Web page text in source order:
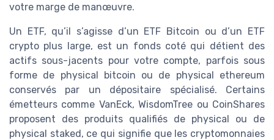
votre marge de manœuvre.
Un ETF, qu’il s’agisse d’un ETF Bitcoin ou d’un ETF
crypto plus large, est un fonds coté qui détient des
actifs sous-jacents pour votre compte, parfois sous
forme de physical bitcoin ou de physical ethereum
conservés par un dépositaire spécialisé. Certains
émetteurs comme VanEck, WisdomTree ou CoinShares
proposent des produits qualifiés de physical ou de
physical staked, ce qui signifie que les cryptomonnaies